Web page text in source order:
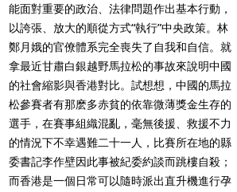
能面對重要的政治、法律問題作出基本行動，
以誇張、放大的順從方式“執行”中央政策。林
鄭月娥的官僚體系完全喪失了自我和自信。就
拿最近甘肅白銀越野馬拉松的事故來說明中國
的社會縮影與香港對比。試想想，中國的馬拉
松參賽者有那麽多赤貧的依靠微薄獎金生存的
選手，在賽事組織混亂，毫無後援、救援不力
的情況下不幸遇難二十一人，比賽所在地的縣
委書記李作壁因此事被紀委約談而跳樓自殺；
而香港是一個日常可以隨時派出直升機進行孕